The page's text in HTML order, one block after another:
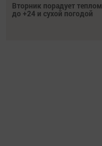
Вторник порадует теплом
до +24 и сухой погодой